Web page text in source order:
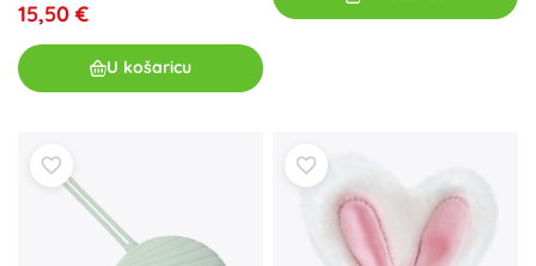
15,50 €
U košaricu